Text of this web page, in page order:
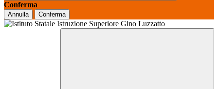
Conferma
Annulla Conferma